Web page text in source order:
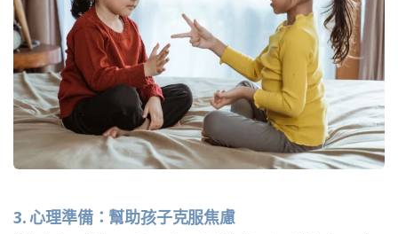
3.心理準備：幫助孩子克服焦慮